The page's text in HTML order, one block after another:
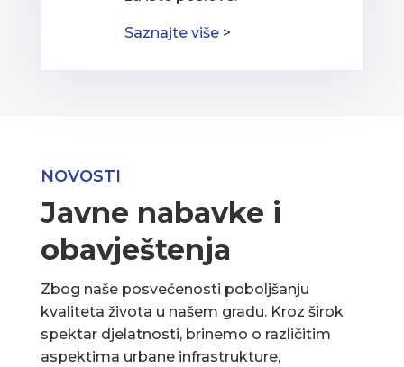
Saznajte više >
NOVOSTI
Javne nabavke i
obavještenja
Zbog naše posvećenosti poboljšanju
kvaliteta života u našem gradu. Kroz širok
spektar djelatnosti, brinemo o različitim
aspektima urbane infrastrukture,